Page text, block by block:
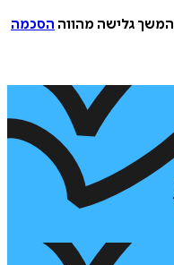
המשך גלישה מהווה הסכמה